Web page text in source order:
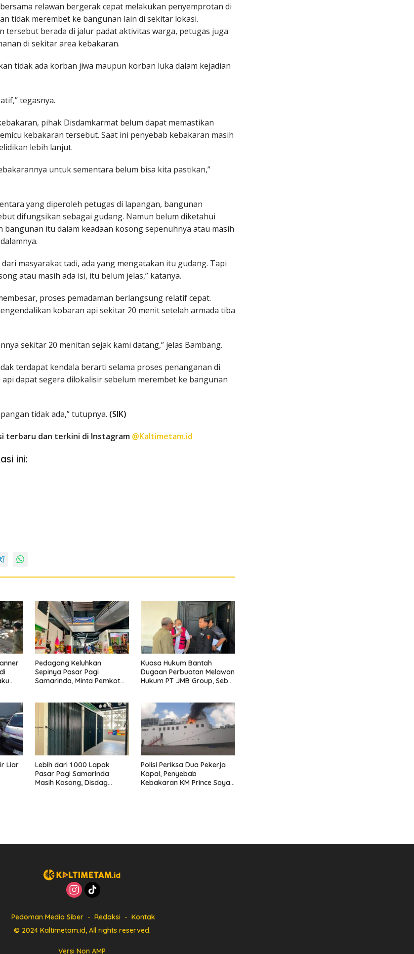
relawan bergerak cepat melakukan penyemprotan di
tidak merembet ke bangunan lain di sekitar lokasi.
tersebut berada di jalur padat aktivitas warga, petugas juga
di sekitar area kebakaran.
tidak ada korban jiwa maupun korban luka dalam kejadian
tegasnya.
pihak Disdamkarmat belum dapat memastikan
kebakaran tersebut. Saat ini penyebab kebakaran masih
lebih lanjut.
untuk sementara belum bisa kita pastikan,”
yang diperoleh petugas di lapangan, bangunan
difungsikan sebagai gudang. Namun belum diketahui
bangunan itu dalam keadaan kosong sepenuhnya atau masih
dari masyarakat tadi, ada yang mengatakan itu gudang. Tapi
atau masih ada isi, itu belum jelas,” katanya.
proses pemadaman berlangsung relatif cepat.
kobaran api sekitar 20 menit setelah armada tiba
sekitar 20 menitan sejak kami datang,” jelas Bambang.
terdapat kendala berarti selama proses penanganan di
dapat segera dilokalisir sebelum merembet ke bangunan
tidak ada,” tutupnya. (SIK)
terbaru dan terkini di Instagram @Kaltimetam.id
ini:
Pedagang Keluhkan
Sepinya Pasar Pagi
Samarinda, Minta Pemkot
Kuasa Hukum Bantah
Dugaan Perbuatan Melawan
Hukum PT JMB Group, Sebut
Liar
Lebih dari 1.000 Lapak
Pasar Pagi Samarinda
Masih Kosong, Disdag
Polisi Periksa Dua Pekerja
Kapal, Penyebab
Kebakaran KM Prince Soya
Pedoman Media Siber Redaksi
Kontak
© 2024 Kaltimetam.id, All rights reserved.
Versi Non AMP